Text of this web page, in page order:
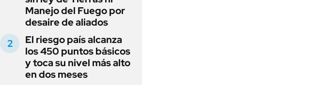
Manejo del Fuego por
desaire de aliados
El riesgo país alcanza
los 450 puntos básicos
y toca su nivel más alto
en dos meses